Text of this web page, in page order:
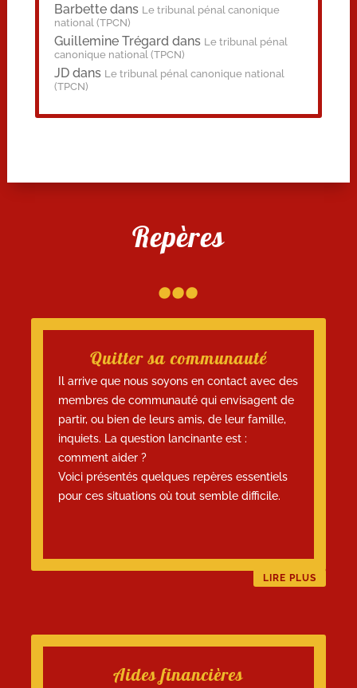
Barbettedans Le tribunal pénal canonique
national (TPCN)
Guillemine Trégard dans Le tribunal pénal
canonique national (TPCN)
JDdans Le tribunal pénal canonique national
(TPCN)
Repères
...
Quitter sa communauté
Il arrive que nous soyons en contact avec des
membres de communauté qui envisagent de
partir, ou bien de leurs amis, de leur famille,
inquiets. La question lancinante est :
comment aider ?
Voici présentés quelques repères essentiels
pour ces situations où tout semble difficile.
LIRE PLUS
Aides financières